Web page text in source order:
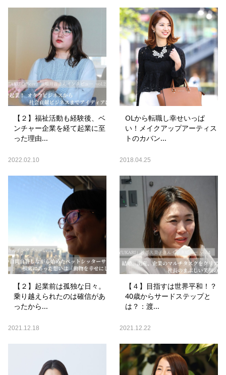
【２】福祉活動も経験後、ベ
ンチャー企業を経て起業に至
った理由...
2022.02.10
OLから転職し幸せいっぱ
い！メイクアップアーティス
トのカバン...
2018.04.25
【２】起業前は孤独な日々。
乗り越えられたのは確信があ
ったから...
2021.12.18
【４】目指すは世界平和！？
40歳からサードステップと
は？：渡...
2021.12.22